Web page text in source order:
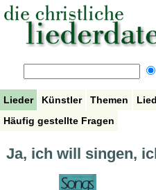
Lieder Künstler Themen
Häufig gestellte Fragen
Ja, ich will singen,